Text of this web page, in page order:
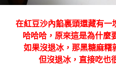
在紅豆沙內餡裏頭還藏有一
哈哈哈，原來這是為什麼
如果沒退冰，那黑糖麻糬
但沒退冰，直接吃也